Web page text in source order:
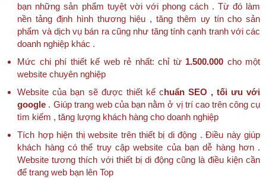
bạn những sản phẩm tuyệt vời với phong cách . Từ đó làm
nền tảng định hình thương hiệu , tăng thêm uy tín cho sản
phẩm và dịch vụ bán ra cũng như tăng tính cạnh tranh với các
doanh nghiệp khác .
Mức chi phí thiết kế web rẻ nhất: chỉ từ 1.500.000 cho một
website chuyên nghiệp
Website của bạn sẽ được thiết kế chuẩn SEO , tối ưu với
google . Giúp trang web của bạn nằm ở vị trí cao trên công cụ
tìm kiếm , tăng lượng khách hàng cho doanh nghiệp
Tích hợp hiện thị website trên thiết bị di động . Điều này giúp
khách hàng có thể truy cập website của bạn dễ hàng hơn .
Website tương thích với thiết bị di động cũng là điều kiện cần
để trang web bạn lên Top